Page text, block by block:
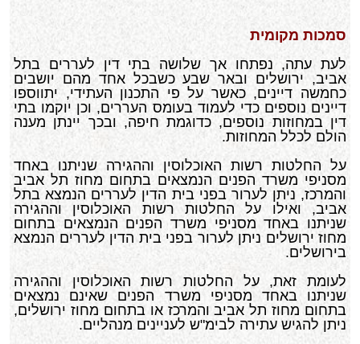
סמכות מקומית
לעת עתה, נפתחו אך שלושה בתי דין לעררים בתל
אביב, ירושלים ובאר שבע כשבכל אחד מהם יושבים
כחמשה דיינים, כאשר על פי התכנון העתידי, יתווספו
דיינים נוספים כדי לעמוד בעומס העררים, וכן יוקמו בתי
דין במחוזות נוספים, כדוגמת חיפה, ובכך יינתן מענה
הולם לכלל המחוזות.
על החלטות רשות האוכלוסין וההגירה שניתנו באחד
מסניפי משרד הפנים הנמצאים בתחום מחוז תל אביב
והמרכז, ניתן לערור בפני בית הדין לעררים הנמצא בתל
אביב, ואילו על החלטות רשות האוכלוסין וההגירה
שניתנו באחד מסניפי משרד הפנים הנמצאים בתחום
מחוז ירושלים ניתן לערור בפני בית הדין לעררים הנמצא
בירושלים.
לעומת זאת, על החלטות רשות האוכלוסין וההגירה
שניתנו באחד מסניפי משרד הפנים שאינם נמצאים
בתחום מחוז תל אביב והמרכז או בתחום מחוז ירושלים,
ניתן להגיש עתירה לבימ"ש לעניינים מנהליים.